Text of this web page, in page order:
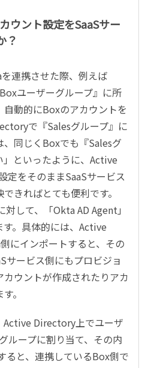
ウント設定をSaaSサー
？
連携させた際、例えば
ユーザーグループ』に所
動的にBoxのアカウントを
で『Salesグループ』に
同じくBoxでも『Salesグ
といったように、Active
定をそのままSaaSサービス
きればとても便利です。
して、「Okta AD Agent」
。具体的には、Active
にインポートすると、その
サービス側にもプロビジョ
ウントが作成されたりアカ
。
Active Directory上でユーザ
ループに割り当て、その内
ると、連携しているBox側で